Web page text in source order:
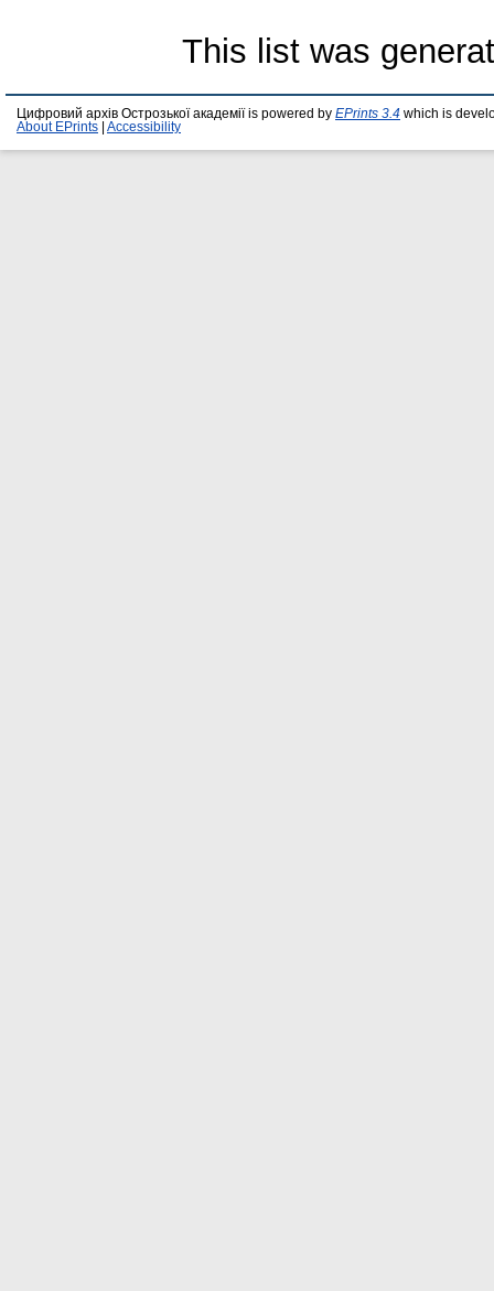
This list was
Цифровий архів Острозької академії is powered by EPrints 3.4 which is
About EPrints
Accessibility